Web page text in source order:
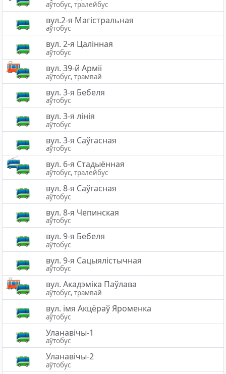
аўтобус, тралейбус
вул.2-я Магістральная
аўтобус
вул. 2-я Цалінная
аўтобус
вул. 39-й Арміі
аўтобус, трамвай
вул. 3-я Бебеля
аўтобус
вул. 3-я лінія
аўтобус
вул. 3-я Саўгасная
аўтобус
вул. 6-я Стадыённая
аўтобус, тралейбус
вул. 8-я Саўгасная
аўтобус
вул. 8-я Чепинская
аўтобус
вул. 9-я Бебеля
аўтобус
вул. 9-я Сацыялістычная
аўтобус
вул. Акадэміка Паўлава
аўтобус, трамвай
вул. імя Акцёраў Яроменка
аўтобус
Уланавічы-1
аўтобус
Уланавічы-2
аўтобус